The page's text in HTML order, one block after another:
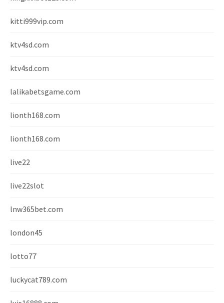
kitti999vip.com
ktv4sd.com
ktv4sd.com
lalikabetsgame.com
lionth168.com
lionth168.com
live22
live22slot
lnw365bet.com
london45
lotto77
luckycat789.com